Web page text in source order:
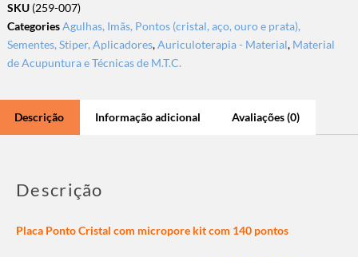
SKU (259-007)
CategoriesAgulhas, Imãs, Pontos (cristal, aço, ouro e prata),
Sementes, Stiper, Aplicadores,Auriculoterapia - Material, Material
de Acupuntura e Técnicas de M.T.C.
Descrição Informação adicional Avaliações (0)
Descrição
Placa Ponto Cristal com micropore kit com 140 pontos